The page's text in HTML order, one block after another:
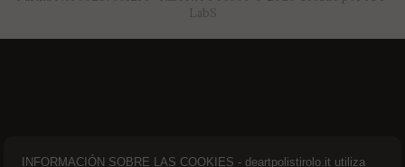
INFORMACIÓN SOBRE LAS COOKIES - deartpolistirolo.it utiliza
LabS